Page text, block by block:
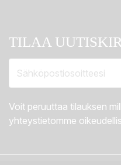
TILAA
Voit peruuttaa tilauksen
yhteystietomme